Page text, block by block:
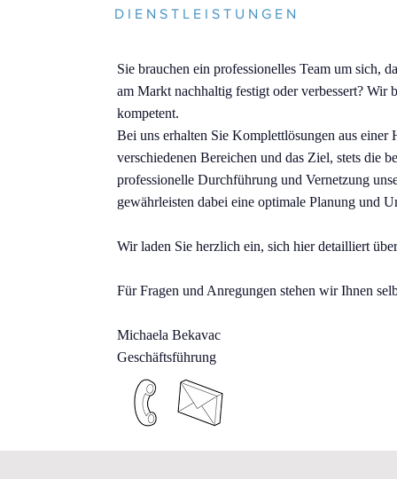
DIENSTLEISTUNGEN
Sie brauchen ein professionelles Team um sich,
am Markt nachhaltig festigt oder verbessert? Wir
kompetent.
Bei uns erhalten Sie Komplettlösungen aus
verschiedenen Bereichen und das Ziel, stets die
professionelle Durchführung und Vernetzung
gewährleisten dabei eine optimale Planung und
Wir laden Sie herzlich ein, sich hier detailliert
Für Fragen und Anregungen stehen wir Ihnen
Michaela Bekavac
Geschäftsführung